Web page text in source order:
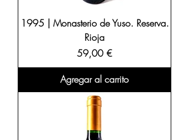
1995 | Monasterio de Yuso. Reserva.
Rioja
Precio
59,00 €
Agregar al carrito